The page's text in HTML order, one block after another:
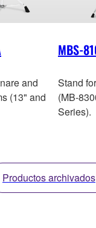
and
(13" and
MBS-
Stand
(MB-
Series).
Productos archivados